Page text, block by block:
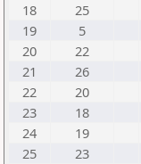
18
25
19
5
20
22
21
26
22
20
23
18
24
19
25
23